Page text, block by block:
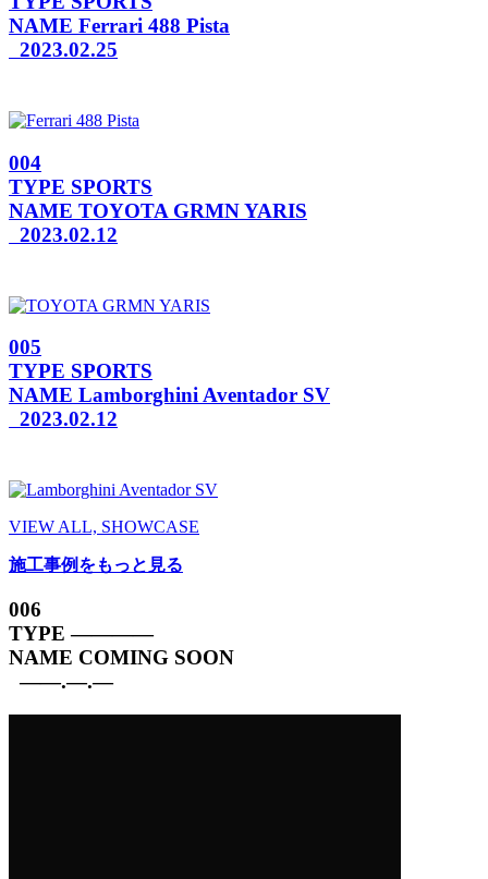
NAME Ferrari 488 Pista
2023.02.25
004
TYPE SPORTS
NAME TOYOTA GRMN YARIS
2023.02.12
005
TYPE SPORTS
NAME Lamborghini Aventador SV
2023.02.12
VIEW ALL, SHOWCASE
施工事例をもっと見る
006
TYPE ————
NAME COMING SOON
——.—.—